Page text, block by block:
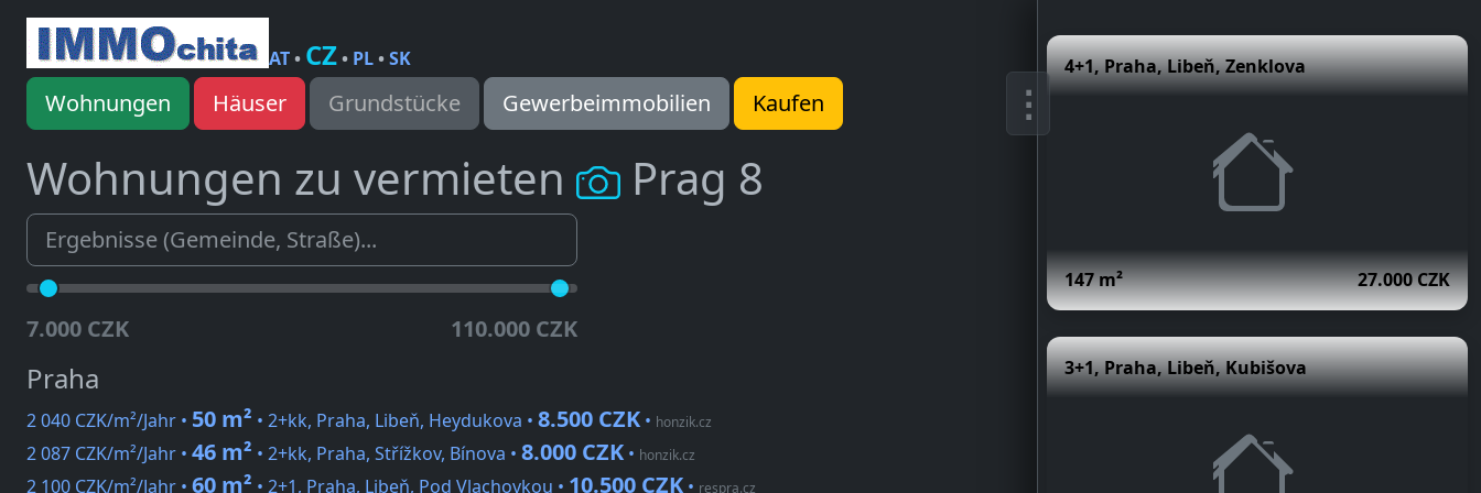
AT• CZ• PL•SK
Wohnungen Häuser Grundstücke Gewerbeimmobilien Kaufen
Wohnungen zu vermieten Prag 8
7.000 CZK 110.000 CZK
Praha
2 040 CZK/m²/Jahr • 50 m² • 2+kk, Praha, Libeň, Heydukova • 8.500 CZK • honzik.cz
2 087 CZK/m²/Jahr • 46 m² • 2+kk, Praha, Střížkov, Bínova • 8.000 CZK • honzik.cz
2 100 CZK/m²/Jahr • 60 m² • 2+1, Praha, Libeň, Pod Vlachovkou • 10.500 CZK • respra.cz